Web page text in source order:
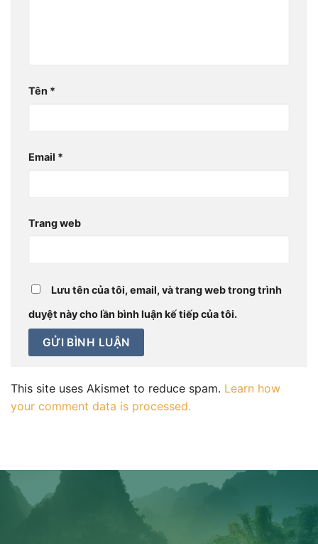
Tên *
Email *
Trang web
Lưu tên của tôi, email, và trang web trong trình
duyệt này cho lần bình luận kế tiếp của tôi.
This site uses Akismet to reduce spam. Learn how
your comment data is processed.